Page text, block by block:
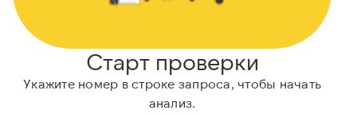
Старт проверки
Укажите номер в строке запроса, чтобы начать
анализ.